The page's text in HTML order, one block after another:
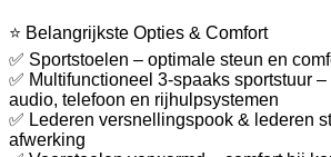
⭐ Belangrijkste Opties & Comfort
✅ Sportstoelen – optimale steun en
✅ Multifunctioneel 3-spaaks sportstuur
audio, telefoon en rijhulpsystemen
✅ Lederen versnellingspook & lederen
afwerking